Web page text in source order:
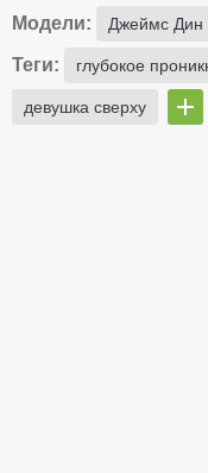
Модели: Джеймс Дин
Теги: глубокое
девушка сверху